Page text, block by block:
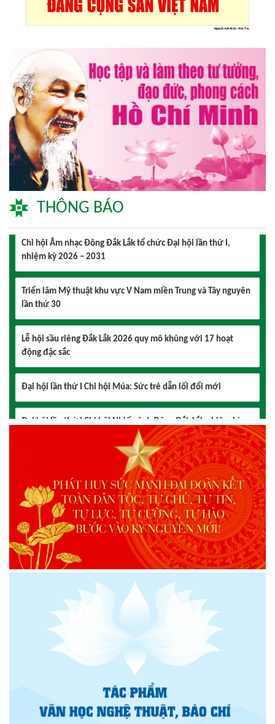
THÔNG BÁO
lần thứ 30
Lễ hội sầu riêng Đắk Lắk 2026 quy mô khủng với 17 hoạt
động đặc sắc
Đại hội lần thứ I Chi hội Múa: Sức trẻ dẫn lối đổi mới
Đại hội lần thứ I Chi hội Nhiếp ảnh Đông Đắk Lắk nhiệm kỳ
2026 – 2031 thành công tốt đẹp
Chi hội Âm nhạc Đông Đắk Lắk tổ chức Đại hội lần thứ I,
nhiệm kỳ 2026 – 2031
Triển lãm Mỹ thuật khu vực V Nam miền Trung và Tây nguyên
lần thứ 30
động đặc sắc
Đại hội lần thứ I Chi hội Múa: Sức trẻ dẫn lối đổi mới
Đại hội lần thứ I Chi hội Nhiếp ảnh Đông Đắk Lắk nhiệm kỳ
2026 – 2031 thành công tốt đẹp
Chi hội Âm nhạc Đông Đắk Lắk tổ chức Đại hội lần thứ I,